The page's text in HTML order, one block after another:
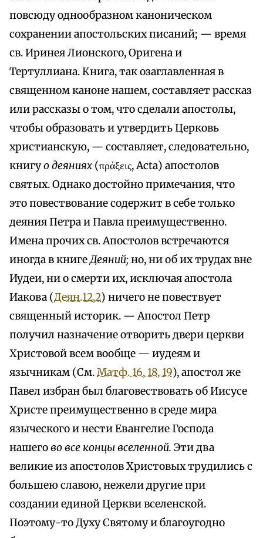
повсюду однообразном каноническом
сохранении апостольских писаний; — время
св. Иринея Лионского, Оригена и
Тертуллиана. Книга, так озаглавленная в
священном каноне нашем, составляет рассказ
или рассказы о том, что сделали апостолы,
чтобы образовать и утвердить Церковь
христианскую, — составляет, следовательно,
книгуо деяниях (πράξεις, Acta) апостолов
святых. Однако достойно примечания, что
это повествование содержит в себе только
деяния Петра и Павла преимущественно.
Имена прочих св. Апостолов встречаются
иногда в книгеДеяний;но, ни об их трудах вне
Иудеи, ни о смерти их, исключая апостола
Иакова (Деян.12,2) ничего не повествует
священный историк. — Апостол Петр
получил назначение отворить двери церкви
Христовой всем вообще — иудеям и
язычникам (См.Матф. 16, 18, 19), апостол же
Павел избран был благовествовать об Иисусе
Христе преимущественно в среде мира
языческого и нести Евангелие Господа
нашегово все концы вселенной. Эти два
великие из апостолов Христовых трудились с
большею славою, нежели другие при
создании единой Церкви вселенской.
Поэтому-то Духу Святому и благоугодно